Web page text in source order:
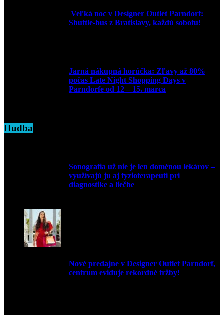
Veľká noc v Designer Outlet Parndorf:
Shuttle-bus z Bratislavy, každú sobotu!
Jarná nákupná horúčka: Zľavy až 80%
počas Late Night Shopping Days v
Parndorfe od 12 – 15. marca
Hudba
Sonografia už nie je len doménou lekárov –
využívajú ju aj fyzioterapeuti pri
diagnostike a liečbe
Nové predajne v Designer Outlet Parndorf,
centrum eviduje rekordné tržby!